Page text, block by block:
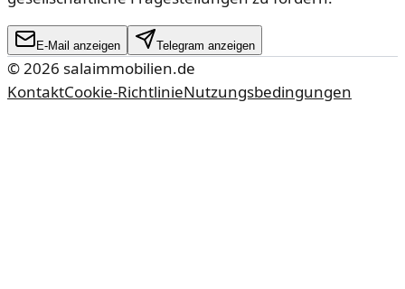
E-Mail anzeigen Telegram anzeigen
©2026 salaimmobilien.de
KontaktCookie-RichtlinieNutzungsbedingungen